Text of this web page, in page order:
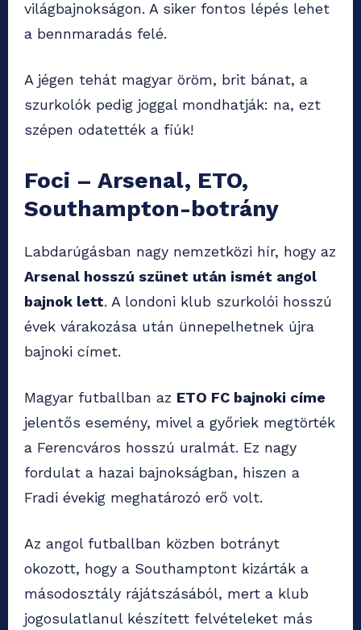
világbajnokságon. A siker fontos lépés lehet
a bennmaradás felé.
A jégen tehát magyar öröm, brit bánat, a
szurkolók pedig joggal mondhatják: na, ezt
szépen odatették a fiúk!
Foci – Arsenal, ETO,
Southampton-botrány
Labdarúgásban nagy nemzetközi hír, hogy az
Arsenal hosszú szünet után ismét angol
bajnok lett. A londoni klub szurkolói hosszú
évek várakozása után ünnepelhetnek újra
bajnoki címet.
Magyar futballban az ETO FC bajnoki címe
jelentős esemény, mivel a győriek megtörték
a Ferencváros hosszú uralmát. Ez nagy
fordulat a hazai bajnokságban, hiszen a
Fradi évekig meghatározó erő volt.
Az angol futballban közben botrányt
okozott, hogy a Southamptont kizárták a
másodosztály rájátszásából, mert a klub
jogosulatlanul készített felvételeket más